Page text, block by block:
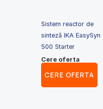
Sistem reactor de
sinteză IKA EasySyn
500 Starter
Cere oferta
CERE OFERTA